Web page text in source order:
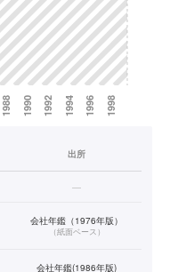
出所
—
会社年鑑（1976年版）
（紙面ベース）
会社年鑑(1986年版)